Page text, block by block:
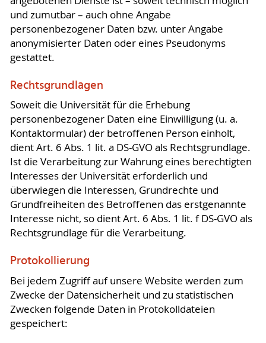
und zumutbar – auch ohne Angabe
personenbezogener Daten bzw. unter Angabe
anonymisierter Daten oder eines Pseudonyms
gestattet.
Rechtsgrundlagen
Soweit die Universität für die Erhebung
personenbezogener Daten eine Einwilligung (u. a.
Kontaktormular) der betroffenen Person einholt,
dient Art. 6 Abs. 1 lit. a DS-GVO als Rechtsgrundlage.
Ist die Verarbeitung zur Wahrung eines berechtigten
Interesses der Universität erforderlich und
überwiegen die Interessen, Grundrechte und
Grundfreiheiten des Betroffenen das erstgenannte
Interesse nicht, so dient Art. 6 Abs. 1 lit. f DS-GVO als
Rechtsgrundlage für die Verarbeitung.
Protokollierung
Bei jedem Zugriff auf unsere Website werden zum
Zwecke der Datensicherheit und zu statistischen
Zwecken folgende Daten in Protokolldateien
gespeichert: